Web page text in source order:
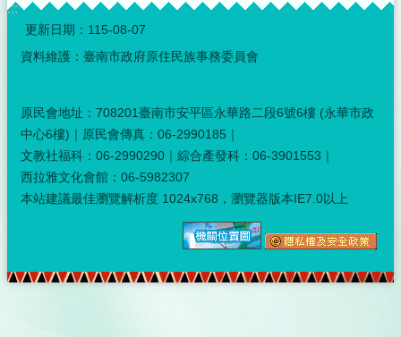
:::
更新日期： 115-08-07
資料維護：臺南市政府原住民族事務委員會
原民會地址：708201臺南市安平區永華路二段6號6樓 (永華市政
中心6樓)｜原民會傳真：06-2990185｜
文教社福科：06-2990290｜綜合產發科：06-3901553｜
西拉雅文化會館：06-5982307
本站建議最佳瀏覽解析度 1024x768，瀏覽器版本IE7.0以上